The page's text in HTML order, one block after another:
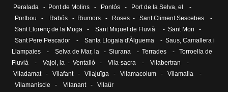
Peralada - Pont de Molins - Pontós - Port de la Selva, el
-
Portbou - Rabós - Riumors - Roses - Sant Climent Sescebes -
Sant Llorenç de la Muga - Sant Miquel de Fluvià - Sant Mori -
Sant Pere Pescador - Santa Llogaia d'Àlguema - Saus, Camallera i
Llampaies - Selva de Mar, la - Siurana - Terrades - Torroella de
Fluvià - Vajol, la - Ventalló - Vila-sacra - Vilabertran -
Viladamat- Vilafant- Vilajuïga - Vilamacolum - Vilamalla -
Vilamaniscle
- Vilanant- Vilaür